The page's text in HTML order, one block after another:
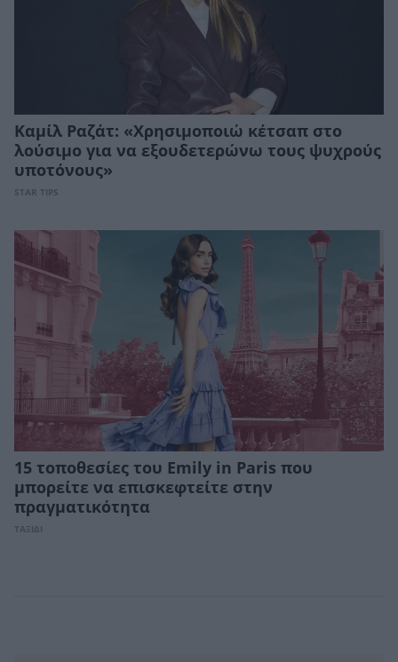
Καμίλ Ραζάτ: «Χρησιμοποιώ κέτσαπ στο
λούσιμο για να εξουδετερώνω τους ψυχρούς
υποτόνους»
STAR TIPS
15 τοποθεσίες του Emily in Paris που
μπορείτε να επισκεφτείτε στην
πραγματικότητα
ΤΑΞΙΔΙ